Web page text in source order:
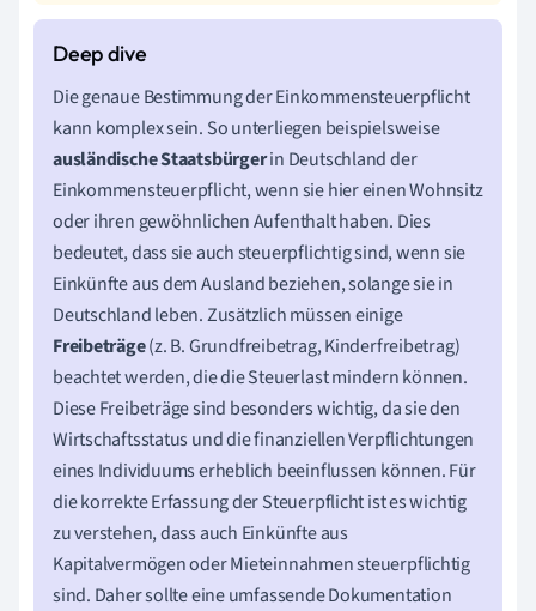
Die genaue Bestimmung der Einkommensteuerpflicht
kann komplex sein. So unterliegen beispielsweise
ausländische Staatsbürgerin Deutschland der
Einkommensteuerpflicht, wenn sie hier einen Wohnsitz
oder ihren gewöhnlichen Aufenthalt haben. Dies
bedeutet, dass sie auch steuerpflichtig sind, wenn sie
Einkünfte aus dem Ausland beziehen, solange sie in
Deutschland leben. Zusätzlich müssen einige
Freibeträge(z. B. Grundfreibetrag, Kinderfreibetrag)
beachtet werden, die die Steuerlast mindern können.
Diese Freibeträge sind besonders wichtig, da sie den
Wirtschaftsstatus und die finanziellen Verpflichtungen
eines Individuums erheblich beeinflussen können. Für
die korrekte Erfassung der Steuerpflicht ist es wichtig
zu verstehen, dass auch Einkünfte aus
Kapitalvermögen oder Mieteinnahmen steuerpflichtig
sind. Daher sollte eine umfassende Dokumentation